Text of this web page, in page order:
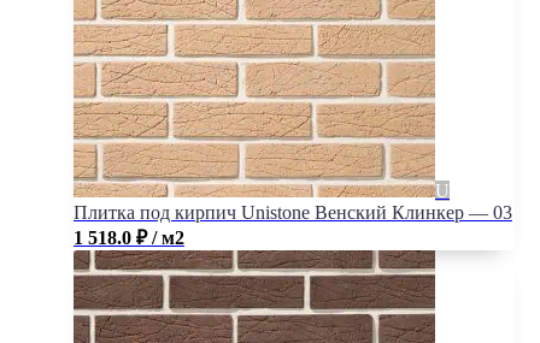
Плитка под кирпич Unistone Венский Клинкер — 03
1 518.0 ₽ / м2